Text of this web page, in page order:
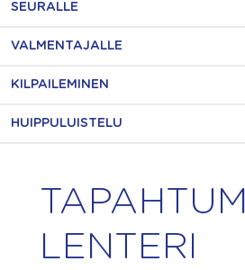
SEURALLE
VALMENTAJALLE
KILPAILEMINEN
HUIPPULUISTELU
LENTERI